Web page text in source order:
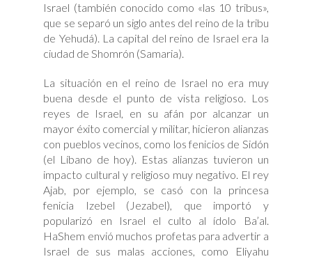
Israel (también conocido como «las 10 tribus»,
que se separó un siglo antes del reino de la tribu
de Yehudá). La capital del reino de Israel era la
ciudad de Shomrón (Samaria).
La situación en el reino de Israel no era muy
buena desde el punto de vista religioso. Los
reyes de Israel, en su afán por alcanzar un
mayor éxito comercial y militar, hicieron alianzas
con pueblos vecinos, como los fenicios de Sidón
(el Líbano de hoy). Estas alianzas tuvieron un
impacto cultural y religioso muy negativo. El rey
Ajab, por ejemplo, se casó con la princesa
fenicia Izebel (Jezabel), que importó y
popularizó en Israel el culto al ídolo Ba’al.
HaShem envió muchos profetas para advertir a
Israel de sus malas acciones, como Eliyahu